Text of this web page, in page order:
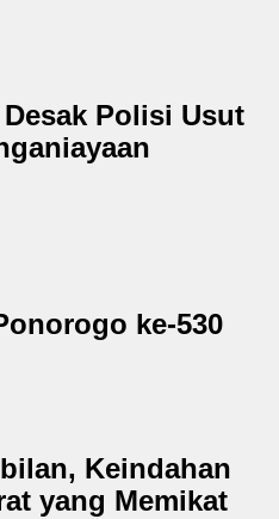
Polisi Usut
ke-530
Keindahan
yang Memikat